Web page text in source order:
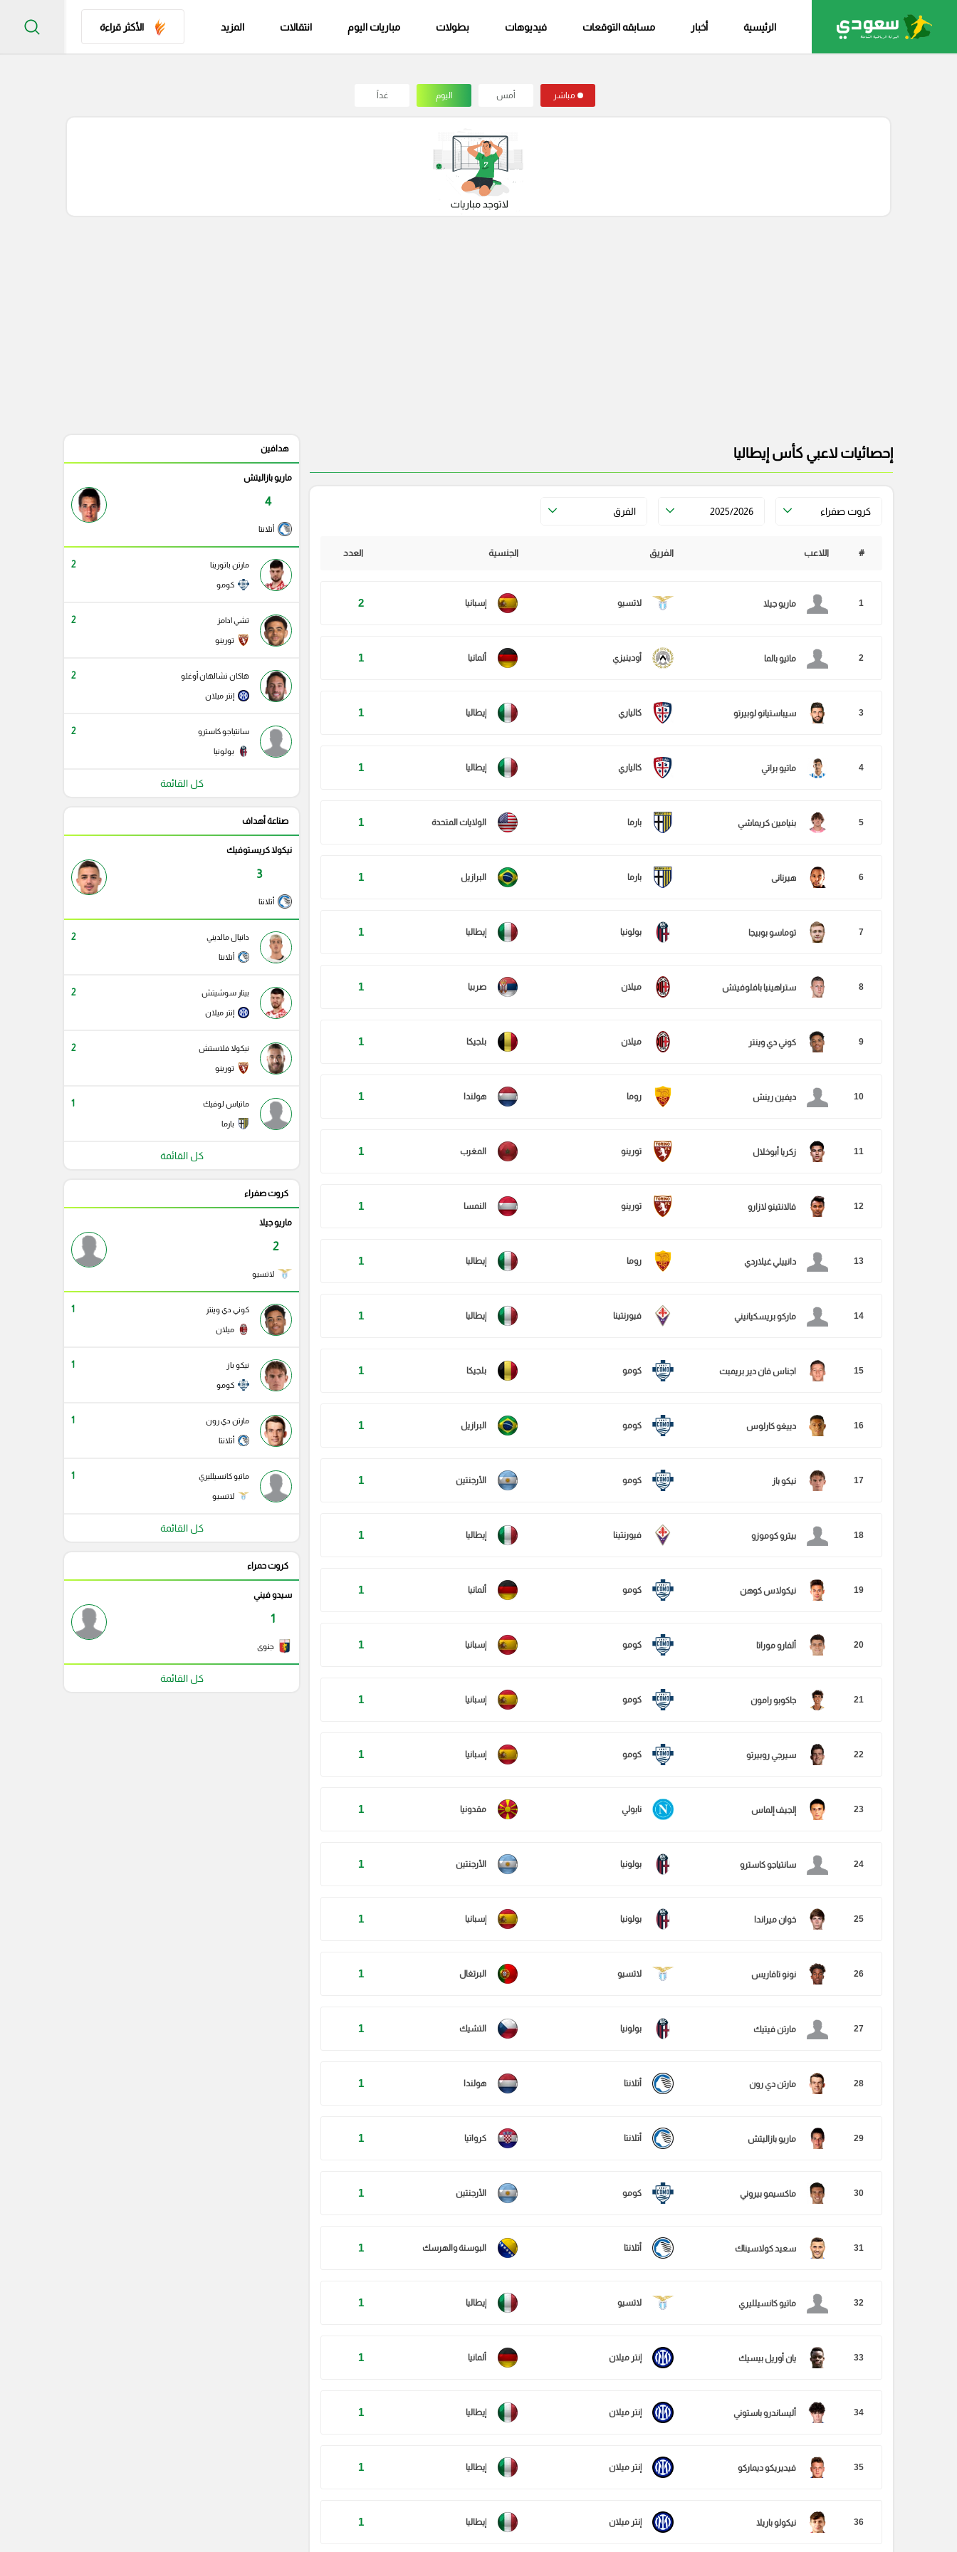
الرئيسية أخبار مسابقه التوقعات فيديوهات بطولات مباريات اليوم انتقالات المزيد الأكثر قراءة
مباشر أمس اليوم غداً
إحصائيات لاعبي كأس إيطاليا
كروت صفراء 2025/2026 الفرق
# اللاعب الفريق الجنسية العدد
1 ماريو جيلا لاتسيو إسبانيا 2
2 ماتيو بالما أودينيزي ألمانيا 1
3 سيباستيانو لوبيرتو كالياري إيطاليا 1
4 ماتيو براتي كالياري إيطاليا 1
5 بنيامين كريماشي بارما الولايات المتحدة 1
6 هيرنانى بارما البرازيل 1
7 توماسو بوبيجا بولونيا إيطاليا 1
8 ستراهينيا بافلوفيتش ميلان صربيا 1
9 كوني دي وينتر ميلان بلجيكا 1
10 ديفين رينش روما هولندا 1
11 زكريا أبوخلال تورينو المغرب 1
12 فالانتينو لازارو تورينو النمسا 1
13 دانييلي غيلاردي روما إيطاليا 1
14 ماركو بريسكيانيني فيورنتينا إيطاليا 1
15 اجناس فان دير بريمبت كومو بلجيكا 1
16 دييغو كارلوس كومو البرازيل 1
17 نيكو باز كومو الأرجنتين 1
18 بيترو كوموزو فيورنتينا إيطاليا 1
19 نيكولاس كوهن كومو ألمانيا 1
20 ألفارو موراتا كومو إسبانيا 1
21 جاكوبو رامون كومو إسبانيا 1
22 سيرجي روبيرتو كومو إسبانيا 1
23 إلجيف إلماس نابولي مقدونيا 1
24 سانتياجو كاسترو بولونيا الأرجنتين 1
25 خوان ميراندا بولونيا إسبانيا 1
26 نونو تافاريس لاتسيو البرتغال 1
27 مارتن فيتيك بولونيا التشيك 1
28 مارتن دي رون أتلانتا هولندا 1
29 ماريو بازاليتش أتلانتا كرواتيا 1
30 ماكسيمو بيروني كومو الأرجنتين 1
31 سعيد كولاسيناك أتلانتا البوسنة والهرسك 1
32 ماتيو كانسيلليري لاتسيو إيطاليا 1
33 يان أوريل بيسيك إنتر ميلان ألمانيا 1
34 أليساندرو باستوني إنتر ميلان إيطاليا 1
35 فيديريكو ديماركو إنتر ميلان إيطاليا 1
36 نيكولو باريلا إنتر ميلان إيطاليا 1
هدافين
ماريو بازاليتش
4
أتلانتا
مارتن باتورينا 2
كومو
تشي ادامز 2
تورينو
هاكان تشالهان أوغلو 2
إنتر ميلان
سانتياجو كاسترو 2
بولونيا
كل القائمة
صناعة أهداف
نيكولا كريستوفيك
3
أتلانتا
دانيال مالديني 2
أتلانتا
بيتار سوشيتش 2
إنتر ميلان
نيكولا فلاستش 2
تورينو
ماتياس لوفيك 1
بارما
كل القائمة
كروت صفراء
ماريو جيلا
2
لاتسيو
كوني دي وينتر 1
ميلان
نيكو باز 1
كومو
مارتن دي رون 1
أتلانتا
ماتيو كانسيلليري 1
لاتسيو
كل القائمة
كروت حمراء
سيدو فيني
1
جنوى
كل القائمة